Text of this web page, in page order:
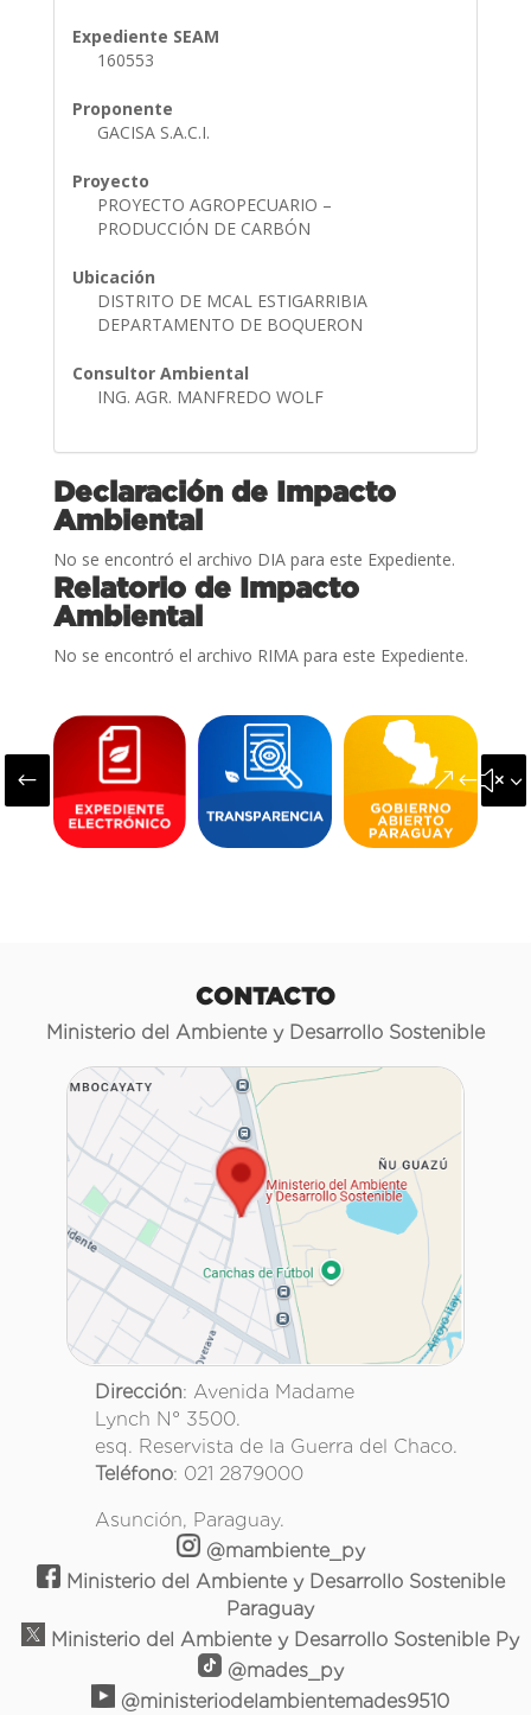
Expediente SEAM
160553
Proponente
GACISA S.A.C.I.
Proyecto
PROYECTO AGROPECUARIO –
PRODUCCIÓN DE CARBÓN
Ubicación
DISTRITO DE MCAL ESTIGARRIBIA
DEPARTAMENTO DE BOQUERON
Consultor Ambiental
ING. AGR. MANFREDO WOLF
Declaración de Impacto
Ambiental
No se encontró el archivo DIA para este Expediente.
Relatorio de Impacto
Ambiental
No se encontró el archivo RIMA para este Expediente.
#
CONTACTO
Ministerio del Ambiente y Desarrollo Sostenible
Dirección: Avenida Madame
Lynch N° 3500.
esq. Reservista de la Guerra del Chaco.
Teléfono: 021 2879000
Asunción, Paraguay.
@mambiente_py
Ministerio del Ambiente y Desarrollo Sostenible
Paraguay
Ministerio del Ambiente y Desarrollo Sostenible Py
@mades_py
@ministeriodelambientemades9510